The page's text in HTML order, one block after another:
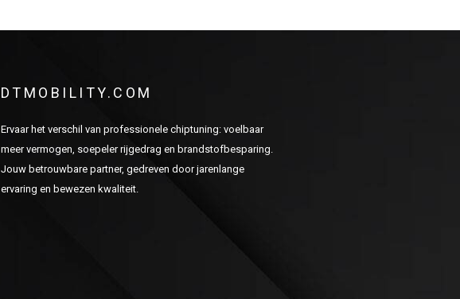
DTMOBILITY.COM
Ervaar het verschil van professionele chiptuning: voelbaar
meer vermogen, soepeler rijgedrag en brandstofbesparing.
Jouw betrouwbare partner, gedreven door jarenlange
ervaring en bewezen kwaliteit.